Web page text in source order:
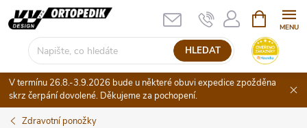
Přejít
na
HLEDAT
NÁKUPNÍ
KOŠÍK
V termínu 26.8.-3.9.2026 bude u některé obuvi expedice zpožděna
skrz čerpání dovolené. Děkujeme za pochopení.
Zdravotní ponožky